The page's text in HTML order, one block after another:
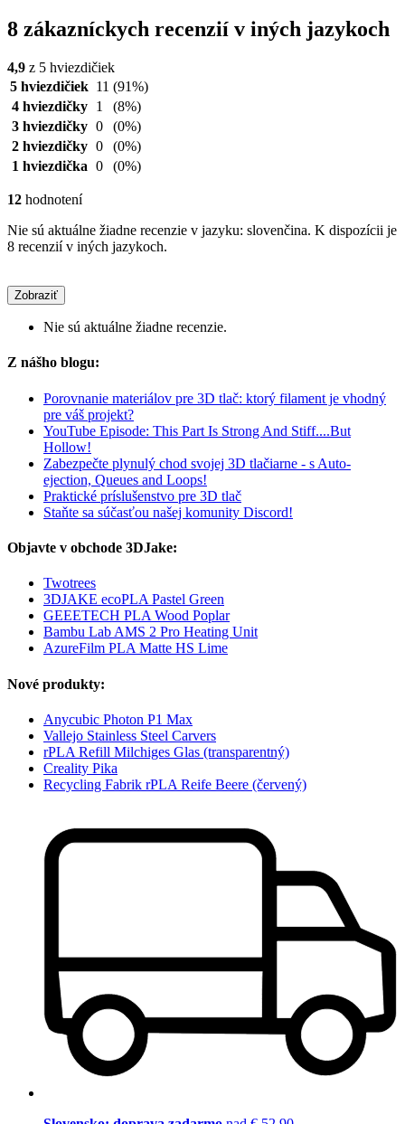
8 zákazníckych recenzií v iných jazykoch
4,9 z 5 hviezdičiek
5 hviezdičiek 11 (91%)
4 hviezdičky
1
(8%)
3 hviezdičky 0
(0%)
2 hviezdičky 0
(0%)
1 hviezdička 0 (0%)
12 hodnotení
Nie sú aktuálne žiadne recenzie v jazyku: slovenčina. K dispozícii je
8 recenzií v iných jazykoch.
Zobraziť
Nie sú aktuálne žiadne recenzie.
Z nášho blogu:
Porovnanie materiálov pre 3D tlač: ktorý filament je vhodný
pre váš projekt?
YouTube Episode: This Part Is Strong And Stiff....But
Hollow!
Zabezpečte plynulý chod svojej 3D tlačiarne - s Auto-
ejection, Queues and Loops!
Praktické príslušenstvo pre 3D tlač
Staňte sa súčasťou našej komunity Discord!
Objavte v obchode 3DJake:
Twotrees
3DJAKE ecoPLA Pastel Green
GEEETECH PLA Wood Poplar
Bambu Lab AMS 2 Pro Heating Unit
AzureFilm PLA Matte HS Lime
Nové produkty:
Anycubic Photon P1 Max
Vallejo Stainless Steel Carvers
rPLA Refill Milchiges Glas (transparentný)
Creality Pika
Recycling Fabrik rPLA Reife Beere (červený)